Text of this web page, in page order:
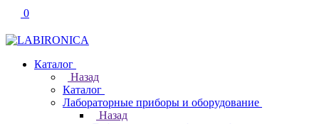
0
Каталог
Назад
Каталог
Лабораторные приборы и оборудование
Назад